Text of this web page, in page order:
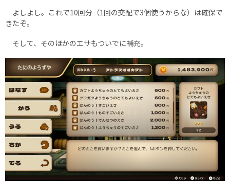
よしよし。これで10回分（1回の交配で3個使うからな）は確保で
きたぞ。
そして、そのほかのエサもついでに補充。